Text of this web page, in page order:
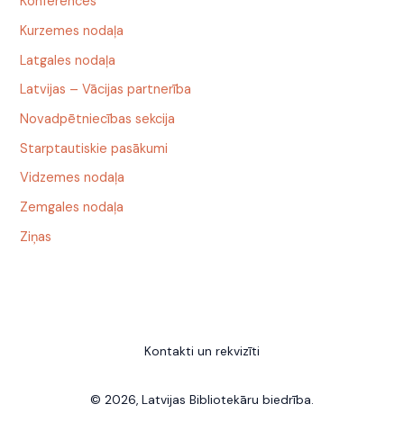
Kurzemes nodaļa
Latgales nodaļa
Latvijas – Vācijas partnerība
Novadpētniecības sekcija
Starptautiskie pasākumi
Vidzemes nodaļa
Zemgales nodaļa
Ziņas
Kontakti un rekvizīti
© 2026, Latvijas Bibliotekāru biedrība.